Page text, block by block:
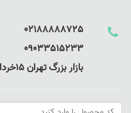
02188888725 خط ویـــــــــــــژه
09033515233 واتساپ و تلگرام
بازار بزرگ تهران 15خرداد شرقی پ157